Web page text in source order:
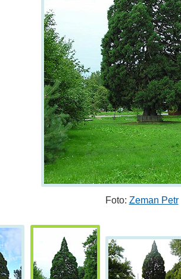
Foto: Zeman Petr